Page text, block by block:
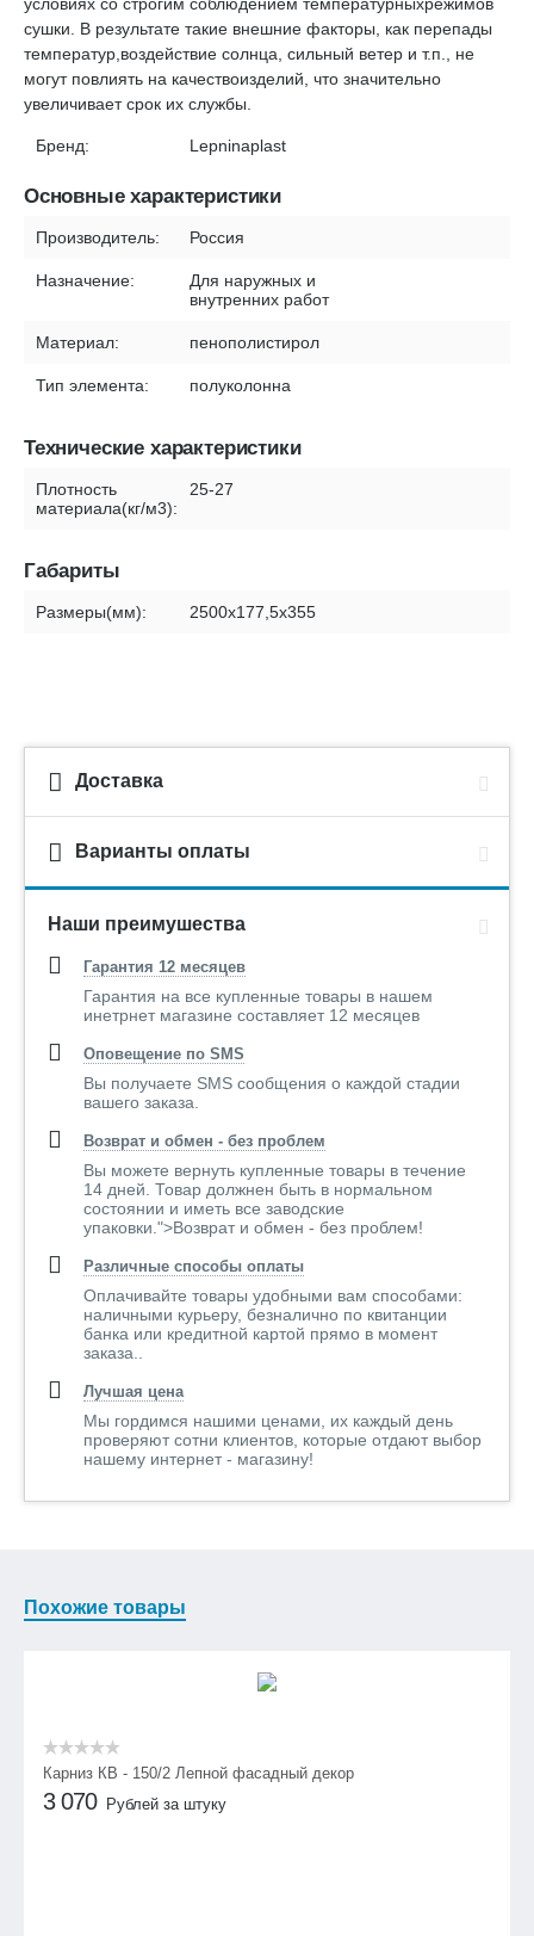
сушки. В результате такие внешние факторы, как перепады
температур,воздействие солнца, сильный ветер и т.п., не
могут повлиять на качествоизделий, что значительно
увеличивает срок их службы.
Бренд: Lepninaplast
Основные характеристики
Производитель: Россия
Назначение:
Для наружных и
внутренних работ
Материал: пенополистирол
Тип элемента: полуколонна
Технические характеристики
Плотность
материала(кг/м3):
25-27
Габариты
Размеры(мм): 2500х177,5х355
Доставка
Варианты оплаты
Наши преимушества
Гарантия 12 месяцев
Гарантия на все купленные товары в нашем
инетрнет магазине составляет 12 месяцев
Оповещение по SMS
Вы получаете SMS сообщения о каждой стадии
вашего заказа.
Возврат и обмен - без проблем
Вы можете вернуть купленные товары в течение
14 дней. Товар должнен быть в нормальном
состоянии и иметь все заводские
упаковки.">Возврат и обмен - без проблем!
Различные способы оплаты
Оплачивайте товары удобными вам способами:
наличными курьеру, безналично по квитанции
банка или кредитной картой прямо в момент
заказа..
Лучшая цена
Мы гордимся нашими ценами, их каждый день
проверяют сотни клиентов, которые отдают выбор
нашему интернет - магазину!
Похожие товары
Карниз КВ - 150/2 Лепной фасадный декор
3 070 Рублей за штуку